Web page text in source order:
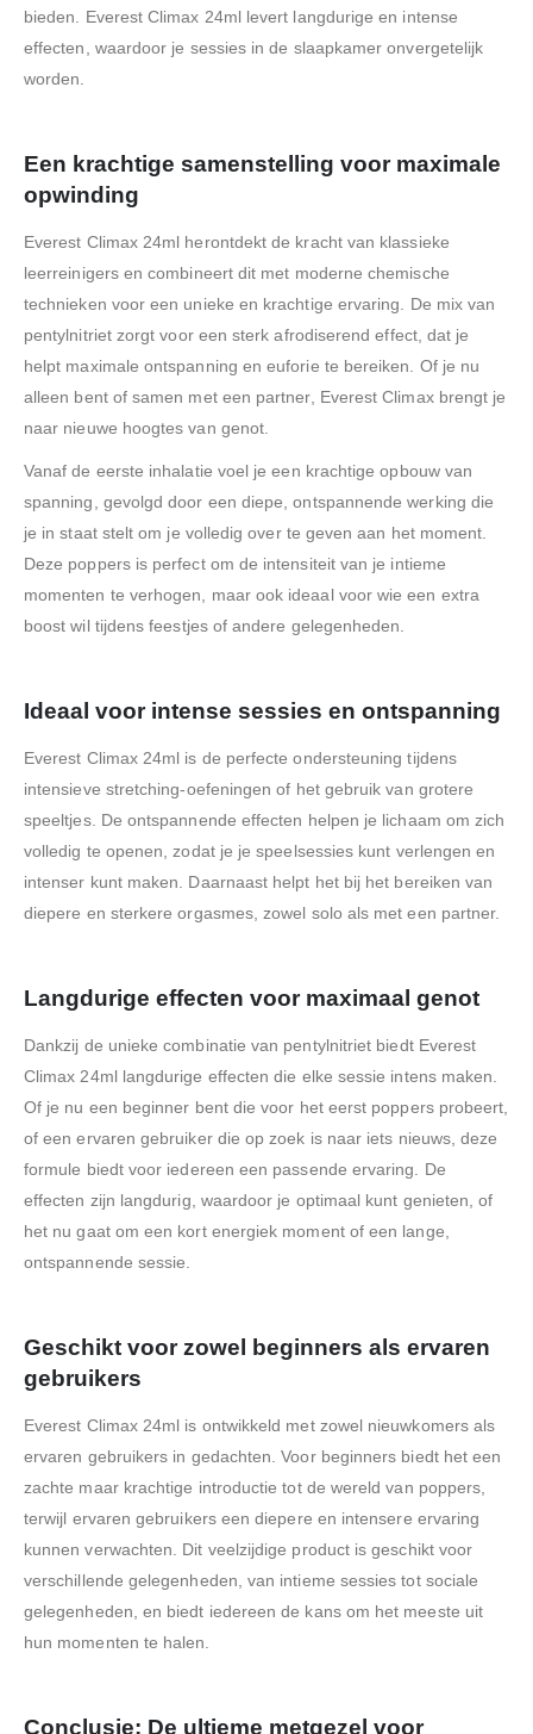
bieden. Everest Climax 24ml levert langdurige en intense
effecten, waardoor je sessies in de slaapkamer onvergetelijk
worden.
Een krachtige samenstelling voor maximale
opwinding
Everest Climax 24ml herontdekt de kracht van klassieke
leerreinigers en combineert dit met moderne chemische
technieken voor een unieke en krachtige ervaring. De mix van
pentylnitriet zorgt voor een sterk afrodiserend effect, dat je
helpt maximale ontspanning en euforie te bereiken. Of je nu
alleen bent of samen met een partner, Everest Climax brengt je
naar nieuwe hoogtes van genot.
Vanaf de eerste inhalatie voel je een krachtige opbouw van
spanning, gevolgd door een diepe, ontspannende werking die
je in staat stelt om je volledig over te geven aan het moment.
Deze poppers is perfect om de intensiteit van je intieme
momenten te verhogen, maar ook ideaal voor wie een extra
boost wil tijdens feestjes of andere gelegenheden.
Ideaal voor intense sessies en ontspanning
Everest Climax 24ml is de perfecte ondersteuning tijdens
intensieve stretching-oefeningen of het gebruik van grotere
speeltjes. De ontspannende effecten helpen je lichaam om zich
volledig te openen, zodat je je speelsessies kunt verlengen en
intenser kunt maken. Daarnaast helpt het bij het bereiken van
diepere en sterkere orgasmes, zowel solo als met een partner.
Langdurige effecten voor maximaal genot
Dankzij de unieke combinatie van pentylnitriet biedt Everest
Climax 24ml langdurige effecten die elke sessie intens maken.
Of je nu een beginner bent die voor het eerst poppers probeert,
of een ervaren gebruiker die op zoek is naar iets nieuws, deze
formule biedt voor iedereen een passende ervaring. De
effecten zijn langdurig, waardoor je optimaal kunt genieten, of
het nu gaat om een kort energiek moment of een lange,
ontspannende sessie.
Geschikt voor zowel beginners als ervaren
gebruikers
Everest Climax 24ml is ontwikkeld met zowel nieuwkomers als
ervaren gebruikers in gedachten. Voor beginners biedt het een
zachte maar krachtige introductie tot de wereld van poppers,
terwijl ervaren gebruikers een diepere en intensere ervaring
kunnen verwachten. Dit veelzijdige product is geschikt voor
verschillende gelegenheden, van intieme sessies tot sociale
gelegenheden, en biedt iedereen de kans om het meeste uit
hun momenten te halen.
Conclusie: De ultieme metgezel voor